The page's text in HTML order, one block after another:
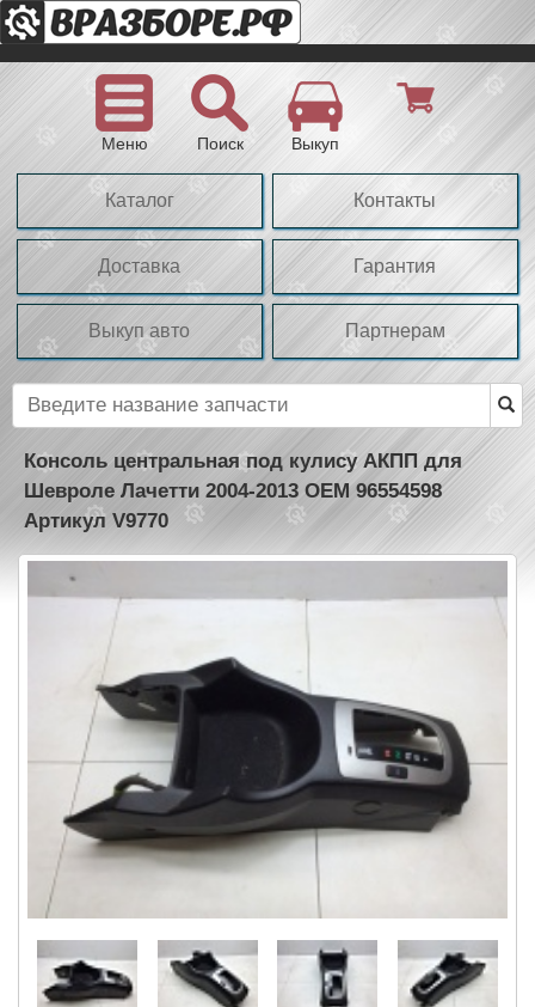
Меню Поиск Выкуп
Каталог Контакты
Доставка Гарантия
Выкуп авто Партнерам
Консоль центральная под кулису АКПП для
Шевроле Лачетти 2004-2013 OEM 96554598
Артикул V9770